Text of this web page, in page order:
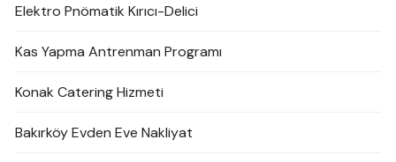
Elektro Pnömatik Kırıcı-Delici
Kas Yapma Antrenman Programı
Konak Catering Hizmeti
Bakırköy Evden Eve Nakliyat